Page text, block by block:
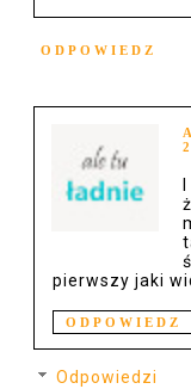
ODPOWIEDZ
pierwszy jaki
ODPOWIEDZ
Odpowiedzi